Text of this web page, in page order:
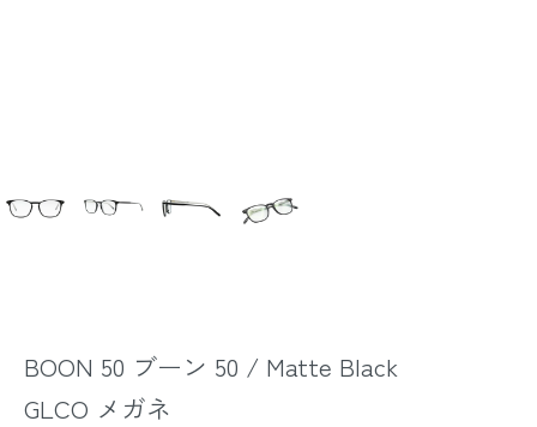
BOON 50 ブーン 50 / Matte Black
GLCO メガネ